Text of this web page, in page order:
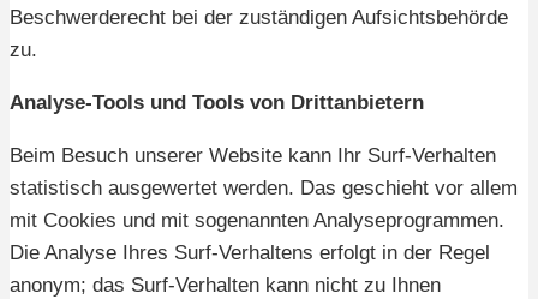
Beschwerderecht bei der zuständigen Aufsichtsbehörde
zu.
Analyse-Tools und Tools von Drittanbietern
Beim Besuch unserer Website kann Ihr Surf-Verhalten
statistisch ausgewertet werden. Das geschieht vor allem
mit Cookies und mit sogenannten Analyseprogrammen.
Die Analyse Ihres Surf-Verhaltens erfolgt in der Regel
anonym; das Surf-Verhalten kann nicht zu Ihnen